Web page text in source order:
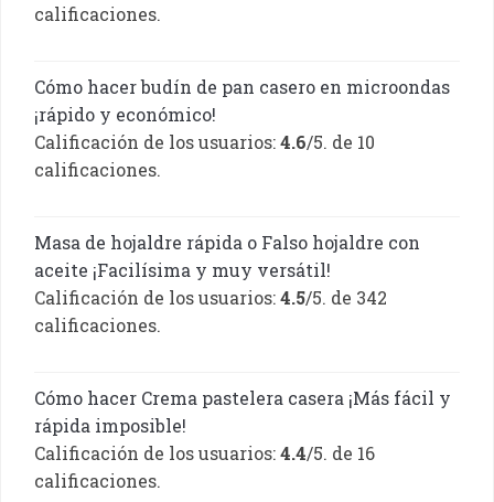
calificaciones.
Cómo hacer budín de pan casero en microondas
¡rápido y económico!
Calificación de los usuarios:4.6/5. de 10
calificaciones.
Masa de hojaldre rápida o Falso hojaldre con
aceite ¡Facilísima y muy versátil!
Calificación de los usuarios:4.5/5. de 342
calificaciones.
Cómo hacer Crema pastelera casera ¡Más fácil y
rápida imposible!
Calificación de los usuarios:4.4/5. de 16
calificaciones.